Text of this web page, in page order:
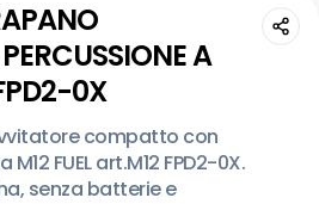
A
0X
compatto con
FUEL art.M12 FPD2-0X.
senza batterie e